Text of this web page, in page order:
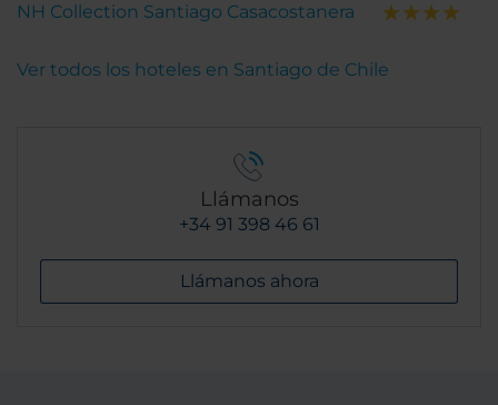
NH Collection Santiago Casacostanera
Ver todos los hoteles en Santiago de Chile
Llámanos
+34 91 398 46 61
Llámanos ahora